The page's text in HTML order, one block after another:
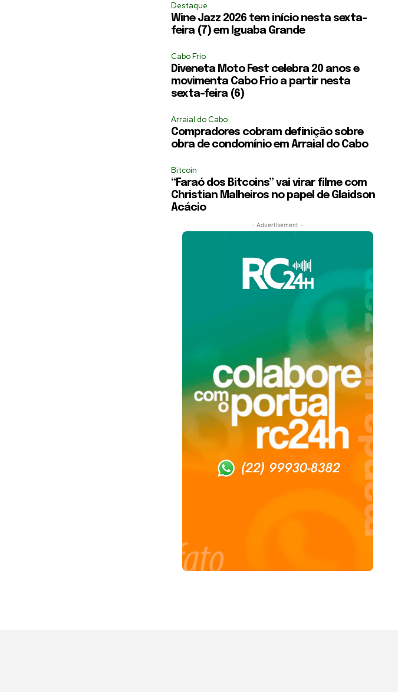
Destaque
Wine Jazz 2026 tem início nesta sexta-
feira (7) em Iguaba Grande
Cabo Frio
Diveneta Moto Fest celebra 20 anos e
movimenta Cabo Frio a partir nesta
sexta-feira (6)
Arraial do Cabo
Compradores cobram definição sobre
obra de condomínio em Arraial do Cabo
Bitcoin
“Faraó dos Bitcoins” vai virar filme com
Christian Malheiros no papel de Glaidson
Acácio
- Advertisement -